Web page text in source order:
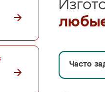
Часто